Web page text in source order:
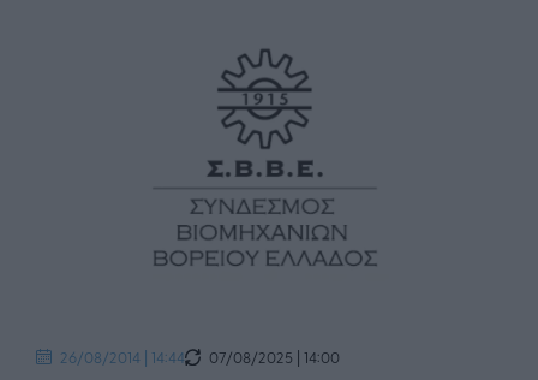
26/08/2014 | 14:44
07/08/2025 | 14:00